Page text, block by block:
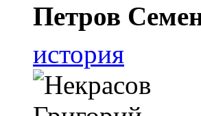
Петров
история